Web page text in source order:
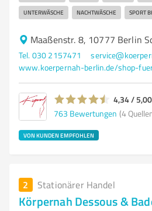
UNTERWÄSCHE NACHTWÄSCHE SPORT
Maaßenstr. 8, 10777 Berlin
Tel. 030 2157471
4,34 / 5,00
763 Bewertungen (4
VON KUNDEN EMPFOHLEN
2 Stationärer Handel
Körpernah Dessous &